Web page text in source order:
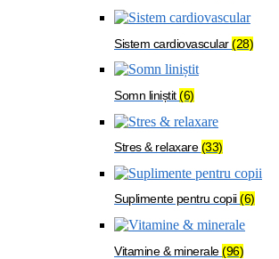
Sistem cardiovascular(28)
Somn liniștit(6)
Stres & relaxare(33)
Suplimente pentru copii(6)
Vitamine & minerale(96)